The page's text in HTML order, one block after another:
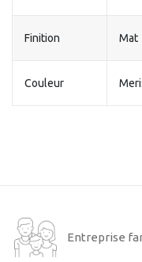
Finition Mat
Couleur
Entreprise